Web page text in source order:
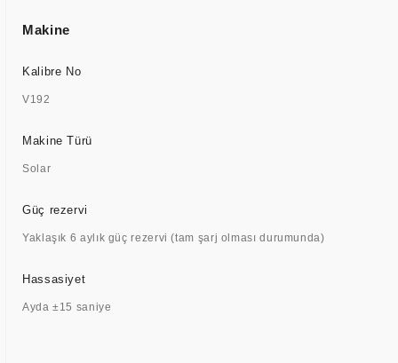
Makine
Kalibre No
V192
Makine Türü
Solar
Güç rezervi
Yaklaşık 6 aylık güç rezervi (tam şarj olması durumunda)
Hassasiyet
Ayda ±15 saniye